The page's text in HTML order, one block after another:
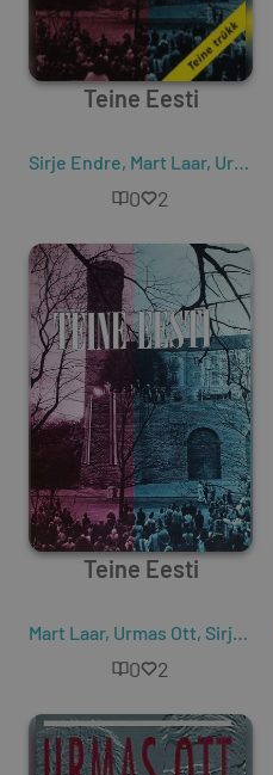
Teine Eesti
Sirje Endre, Mart Laar, Urmas Ott
0 2
Teine Eesti
Mart Laar, Urmas Ott, Sirje Endre
0 2